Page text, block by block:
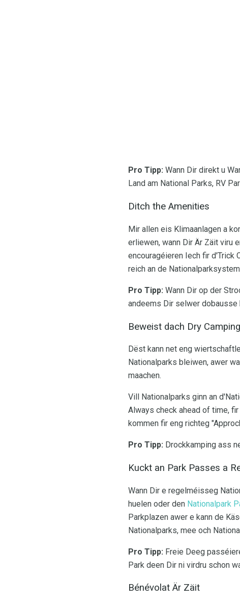
Pro Tipp: Wann Dir direkt u
Land am National Parks, RV
Ditch the Amenities
Mir allen eis Klimaanlagen a
erliewen, wann Dir Är Zäit viru
encouragéieren Iech fir d'Trick
reich an de
Pro Tipp: Wann Dir op der
andeems Dir selwer dobausse
Beweist dach Dry
Dëst kann net eng
Nationalparks bleiwen, awer
maachen.
Vill Nationalparks ginn an
Always check ahead of time,
kommen fir eng richteg
Pro Tipp: Drockkamping ass
Kuckt an Park Passes a
Wann Dir e regelméisseg
huelen oder den Nationalpark
Parkplazen awer e kann de
Nationalparks, mee och
Pro Tipp: Freie Deeg
Park deen Dir ni virdru schon
Bénévolat Är Zäit